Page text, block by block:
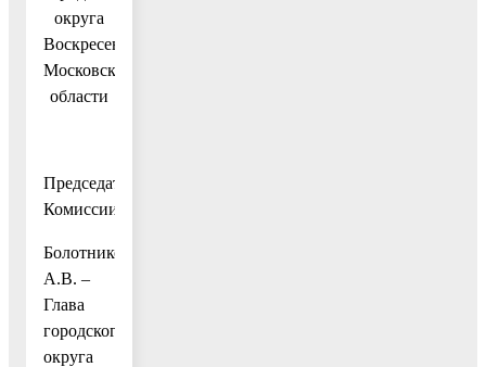
округа
Воскресенск
Московской
области
Председатель
Комиссии:
Болотников
А.В. –
Глава
городского
округа